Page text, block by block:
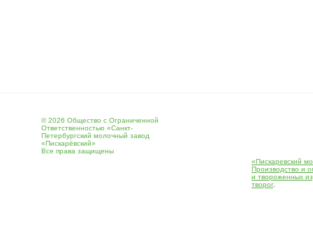
© 2026 Общество с Ограниченной
Ответственностью «Санкт-
Петербургский молочный завод
«Пискарёвский»
Все права защищены
«Пискаревский
Производство и
и твороженных
творог.